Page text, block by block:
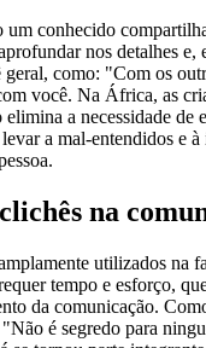
um conhecido
nos detalhes e,
como: "Com os
você. Na África, as
a necessidade de
a mal-entendidos e
na
utilizados na
tempo e esforço,
da comunicação.
é segredo para